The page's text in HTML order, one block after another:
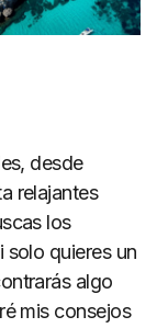
desde
relajantes
los
solo quieres un
algo
mis consejos